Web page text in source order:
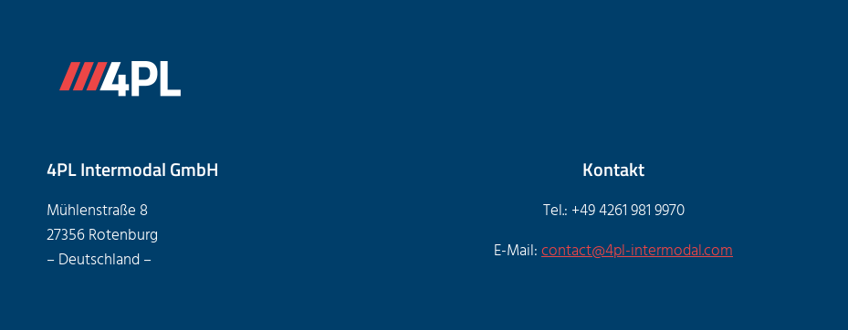
4PL Intermodal GmbH
Mühlenstraße 8
27356 Rotenburg
– Deutschland –
Kontakt
Tel.: +49 4261 981 9970
E-Mail:contact@4pl-intermodal.com